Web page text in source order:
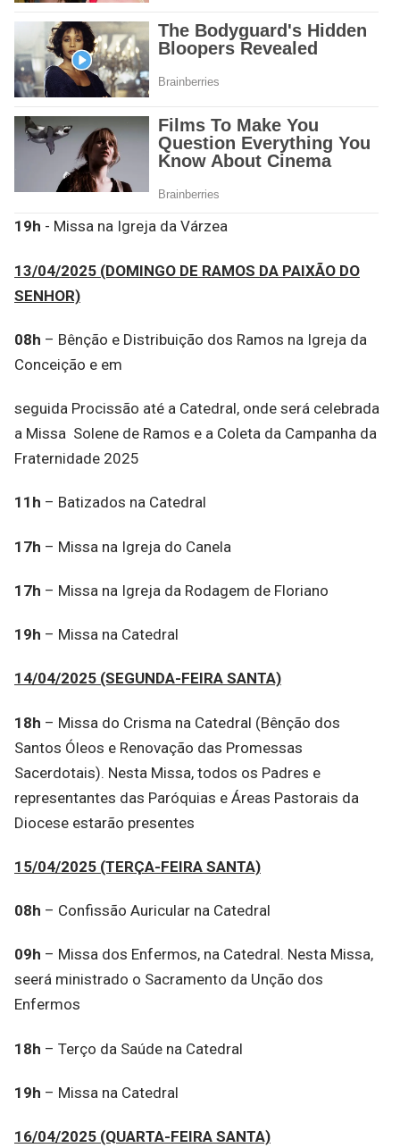
19h - Missa na Igreja da Várzea
13/04/2025 (DOMINGO DE RAMOS DA PAIXÃO DO
SENHOR)
08h – Bênção e Distribuição dos Ramos na Igreja da
Conceição e em
seguida Procissão até a Catedral, onde será celebrada
a Missa Solene de Ramos e a Coleta da Campanha da
Fraternidade 2025
11h – Batizados na Catedral
17h – Missa na Igreja do Canela
17h – Missa na Igreja da Rodagem de Floriano
19h – Missa na Catedral
14/04/2025 (SEGUNDA-FEIRA SANTA)
18h – Missa do Crisma na Catedral (Bênção dos
Santos Óleos e Renovação das Promessas
Sacerdotais). Nesta Missa, todos os Padres e
representantes das Paróquias e Áreas Pastorais da
Diocese estarão presentes
15/04/2025 (TERÇA-FEIRA SANTA)
08h – Confissão Auricular na Catedral
09h – Missa dos Enfermos, na Catedral. Nesta Missa,
seerá ministrado o Sacramento da Unção dos
Enfermos
18h – Terço da Saúde na Catedral
19h – Missa na Catedral
16/04/2025 (QUARTA-FEIRA SANTA)